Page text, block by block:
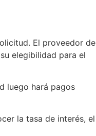
El proveedor de
elegibilidad para el
luego hará pagos
la tasa de interés, el